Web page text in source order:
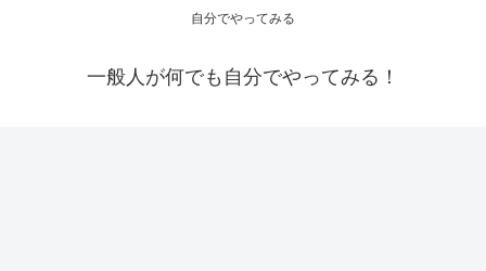
自分でやってみる
一般人が何でも自分でやってみる！